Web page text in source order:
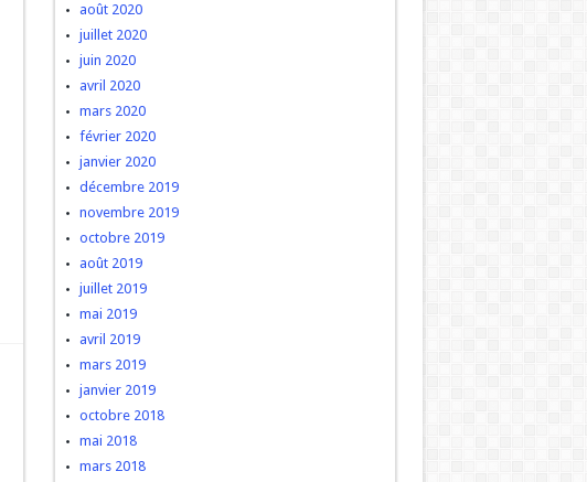
août 2020
juillet 2020
juin 2020
avril 2020
mars 2020
février 2020
janvier 2020
décembre 2019
novembre 2019
octobre 2019
août 2019
juillet 2019
mai 2019
avril 2019
mars 2019
janvier 2019
octobre 2018
mai 2018
mars 2018